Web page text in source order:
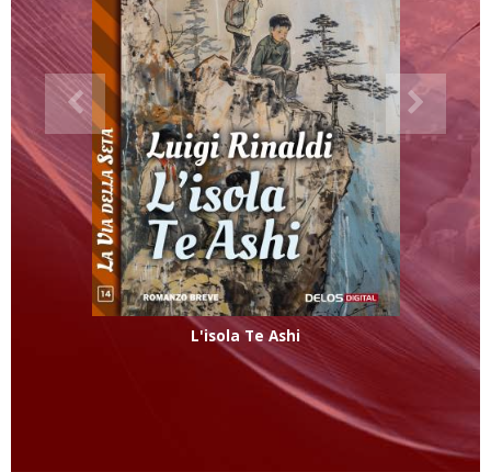
L'isola Te Ashi